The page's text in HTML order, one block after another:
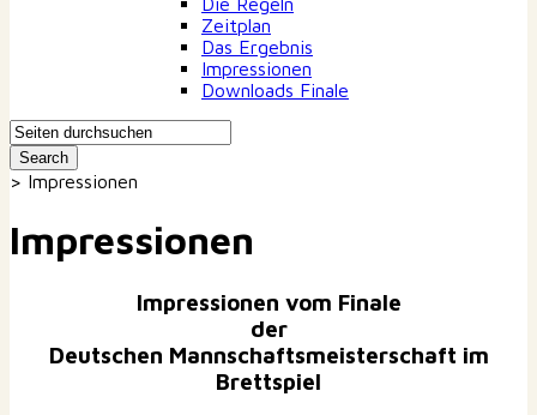
Zeitplan
Das Ergebnis
Impressionen
Downloads Finale
> Impressionen
Impressionen
Impressionen vom Finale
der
Deutschen Mannschaftsmeisterschaft im
Brettspiel